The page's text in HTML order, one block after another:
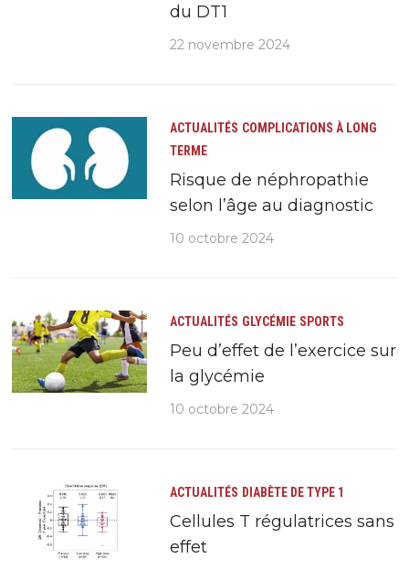
du DT1
22 novembre 2024
ACTUALITÉS COMPLICATIONS À LONG
TERME
Risque de néphropathie
selon l’âge au diagnostic
10 octobre 2024
ACTUALITÉS GLYCÉMIE SPORTS
Peu d’effet de l’exercice sur
la glycémie
10 octobre 2024
ACTUALITÉS DIABÈTE DE TYPE 1
Cellules T régulatrices sans
effet